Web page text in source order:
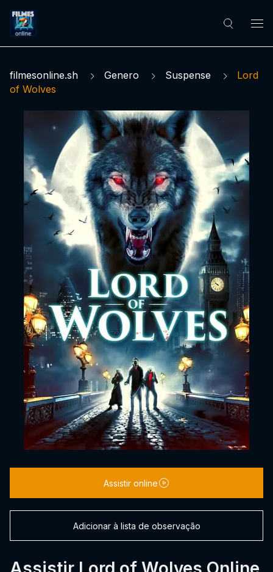
filmesonline.sh Genero Suspense
Lord
of Wolves
Assistir online
Adicionar à lista de observação